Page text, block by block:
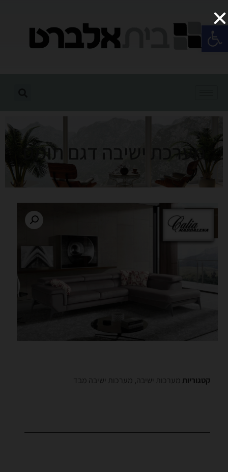
פתח סרגל נגישות
מערכת ישיבה דגם תומס
קטגוריות מערכות ישיבה, מערכות ישיבה מבד